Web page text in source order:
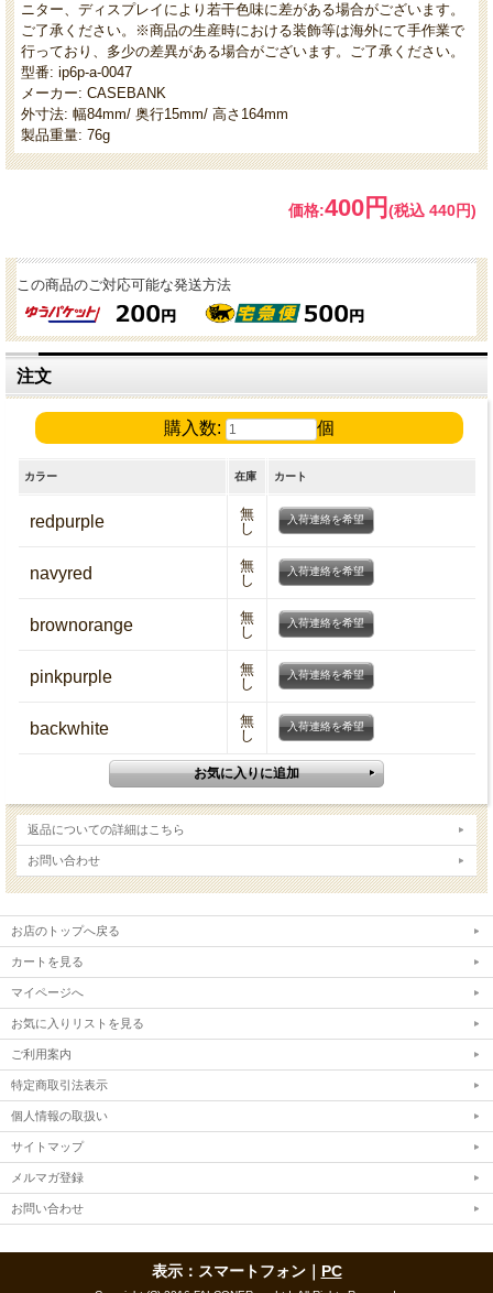
ニター、ディスプレイにより若干色味に差がある場合がございます。
ご了承ください。※商品の生産時における装飾等は海外にて手作業で
行っており、多少の差異がある場合がございます。ご了承ください。
型番: ip6p-a-0047
メーカー: CASEBANK
外寸法: 幅84mm/ 奥行15mm/ 高さ164mm
製品重量: 76g
価格:400円 (税込 440円)
この商品のご対応可能な発送方法
注文
購入数: 個
カラー 在庫 カート
redpurple
無
し
入荷連絡を希望
navyred
無
し
入荷連絡を希望
brownorange
無
し
入荷連絡を希望
pinkpurple
無
し
入荷連絡を希望
backwhite
無
し
入荷連絡を希望
返品についての詳細はこちら
お問い合わせ
お店のトップへ戻る
カートを見る
マイページへ
お気に入りリストを見る
ご利用案内
特定商取引法表示
個人情報の取扱い
サイトマップ
メルマガ登録
お問い合わせ
表示：スマートフォン｜ PC